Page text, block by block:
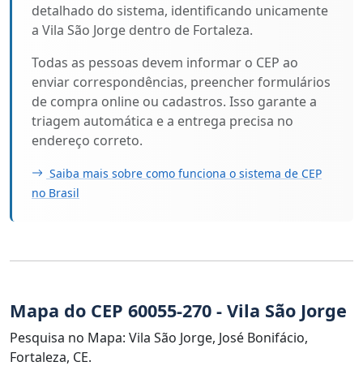
detalhado do sistema, identificando unicamente
a Vila São Jorge dentro de Fortaleza.
Todas as pessoas devem informar o CEP ao
enviar correspondências, preencher formulários
de compra online ou cadastros. Isso garante a
triagem automática e a entrega precisa no
endereço correto.
Saiba mais sobre como funciona o sistema de CEP
no Brasil
Mapa do CEP 60055-270 - Vila São Jorge
Pesquisa no Mapa: Vila São Jorge, José Bonifácio,
Fortaleza, CE.